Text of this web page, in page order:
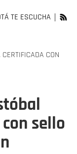
TE ESCUCHA
CON
sello